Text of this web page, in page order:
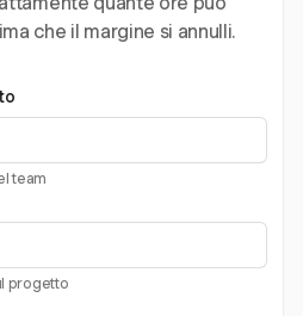
che il margine si annulli.
team
progetto